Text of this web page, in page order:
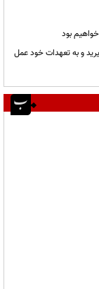
بود
و به تعهدات خود عمل